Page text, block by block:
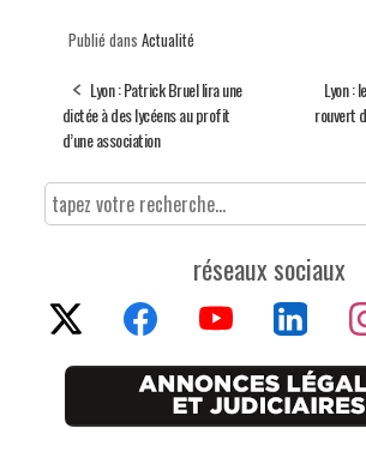
Publié dans Actualité
Lyon : Patrick Bruel lira une
dictée à des lycéens au profit
d’une association
Lyon :
rouvert
réseaux sociaux